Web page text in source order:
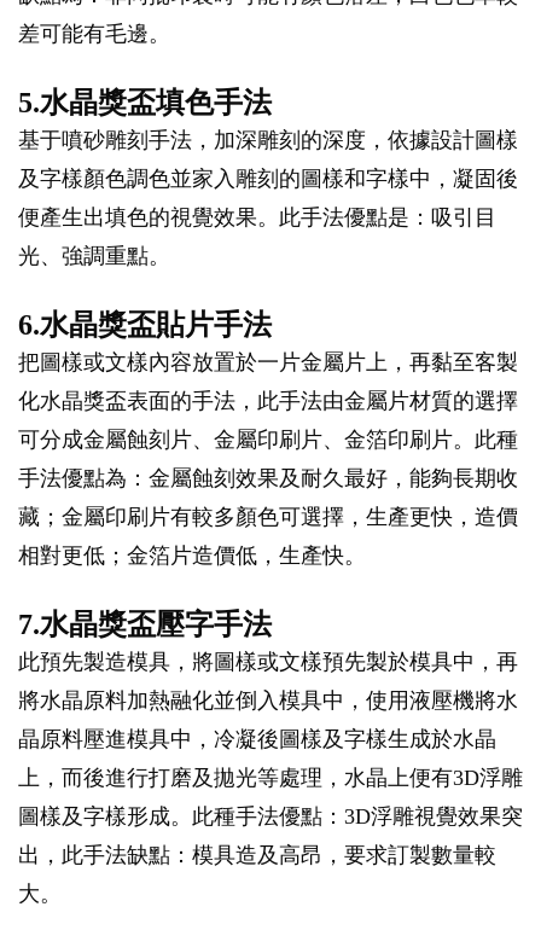
差可能有毛邊。
5.水晶獎盃填色手法
基于噴砂雕刻手法，加深雕刻的深度，依據設計圖樣
及字樣顏色調色並家入雕刻的圖樣和字樣中，凝固後
便產生出填色的視覺效果。此手法優點是：吸引目
光、強調重點。
6.水晶獎盃貼片手法
把圖樣或文樣內容放置於一片金屬片上，再黏至客製
化水晶獎盃表面的手法，此手法由金屬片材質的選擇
可分成金屬蝕刻片、金屬印刷片、金箔印刷片。此種
手法優點為：金屬蝕刻效果及耐久最好，能夠長期收
藏；金屬印刷片有較多顏色可選擇，生產更快，造價
相對更低；金箔片造價低，生產快。
7.水晶獎盃壓字手法
此預先製造模具，將圖樣或文樣預先製於模具中，再
將水晶原料加熱融化並倒入模具中，使用液壓機將水
晶原料壓進模具中，冷凝後圖樣及字樣生成於水晶
上，而後進行打磨及拋光等處理，水晶上便有3D浮雕
圖樣及字樣形成。此種手法優點：3D浮雕視覺效果突
出，此手法缺點：模具造及高昂，要求訂製數量較
大。